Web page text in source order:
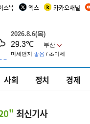
스북 엑스 카카오채널
사회 정치 경제
최신기사